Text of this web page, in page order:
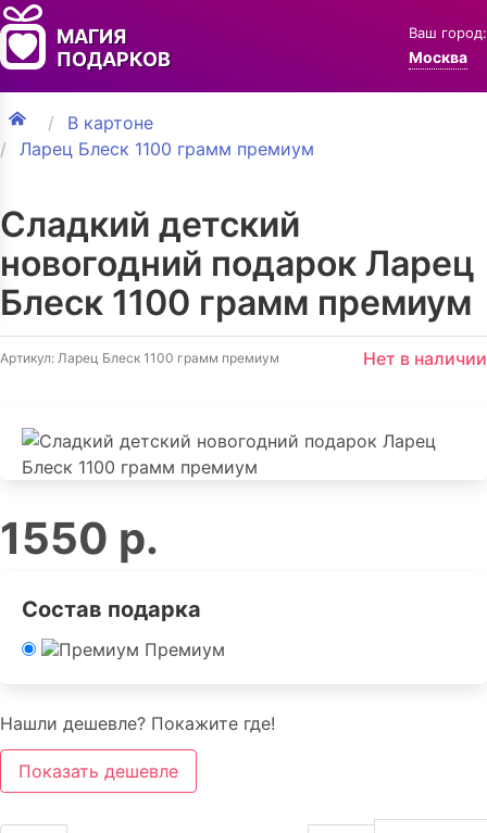
МАГИЯ
ПОДАРКОВ
Ваш город:
Москва
В картоне
Ларец Блеск 1100 грамм премиум
Сладкий детский
новогодний подарок Ларец
Блеск 1100 грамм премиум
Артикул: Ларец Блеск 1100 грамм премиум Нет в наличии
1550 р.
Состав подарка
Премиум
Нашли дешевле? Покажите где!
Показать дешевле